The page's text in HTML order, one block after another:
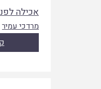
אכילה
מרדכי עמיר